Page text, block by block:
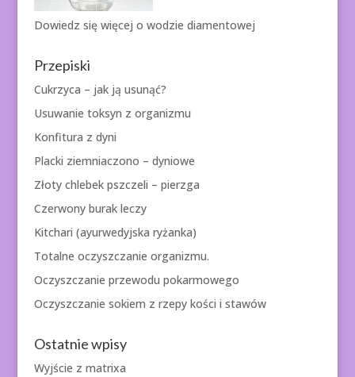
Dowiedz się więcej o wodzie diamentowej
Przepiski
Cukrzyca – jak ją usunąć?
Usuwanie toksyn z organizmu
Konfitura z dyni
Placki ziemniaczono – dyniowe
Złoty chlebek pszczeli – pierzga
Czerwony burak leczy
Kitchari (ayurwedyjska ryżanka)
Totalne oczyszczanie organizmu.
Oczyszczanie przewodu pokarmowego
Oczyszczanie sokiem z rzepy kości i stawów
Ostatnie wpisy
Wyjście z matrixa